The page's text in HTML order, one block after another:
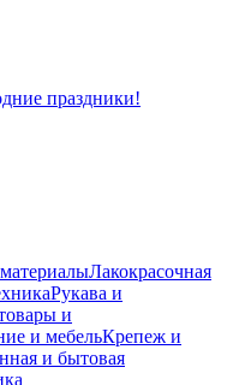
праздники!
Лакокрасочная
Рукава и
и
и мебельКрепеж и
и бытовая